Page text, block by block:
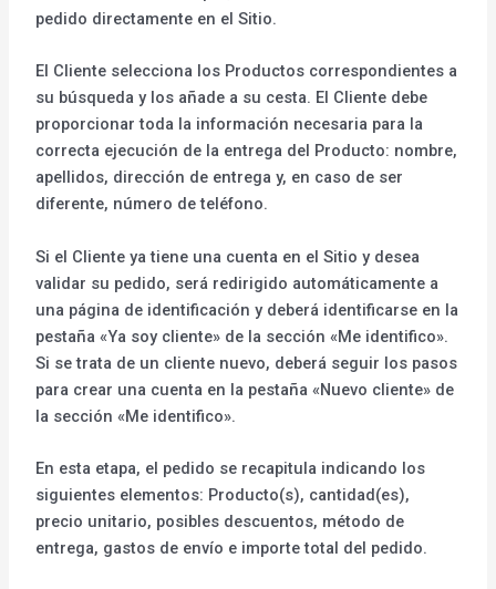
pedido directamente en el Sitio.
El Cliente selecciona los Productos correspondientes a
su búsqueda y los añade a su cesta. El Cliente debe
proporcionar toda la información necesaria para la
correcta ejecución de la entrega del Producto: nombre,
apellidos, dirección de entrega y, en caso de ser
diferente, número de teléfono.
Si el Cliente ya tiene una cuenta en el Sitio y desea
validar su pedido, será redirigido automáticamente a
una página de identificación y deberá identificarse en la
pestaña «Ya soy cliente» de la sección «Me identifico».
Si se trata de un cliente nuevo, deberá seguir los pasos
para crear una cuenta en la pestaña «Nuevo cliente» de
la sección «Me identifico».
En esta etapa, el pedido se recapitula indicando los
siguientes elementos: Producto(s), cantidad(es),
precio unitario, posibles descuentos, método de
entrega, gastos de envío e importe total del pedido.